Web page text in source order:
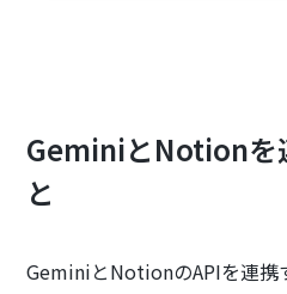
GeminiとNotionを
と
GeminiとNotionのAPIを連携